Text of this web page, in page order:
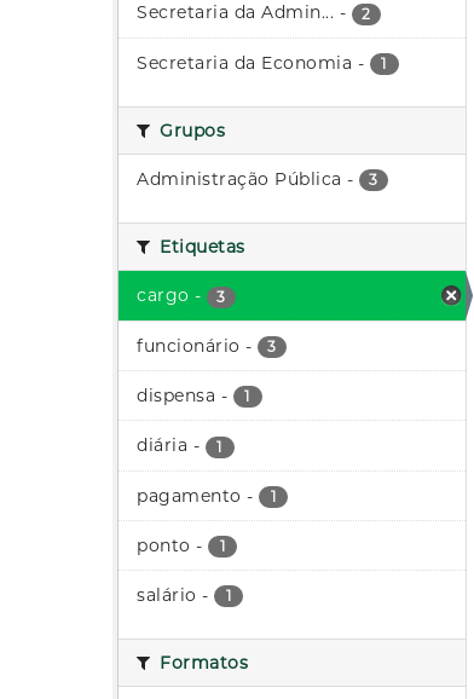
Secretaria da Admin... - 2
Secretaria da Economia - 1
Grupos
Administração Pública - 3
Etiquetas
cargo - 3
funcionário - 3
dispensa - 1
diária - 1
pagamento - 1
ponto - 1
salário - 1
Formatos